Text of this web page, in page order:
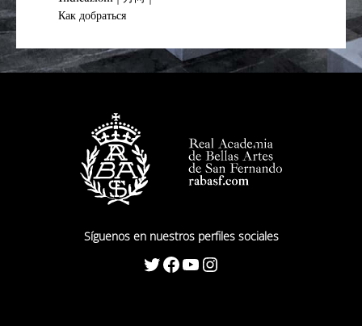
Как добраться
Síguenos en nuestros perfiles sociales
Twitter Facebook YouTube Instagram